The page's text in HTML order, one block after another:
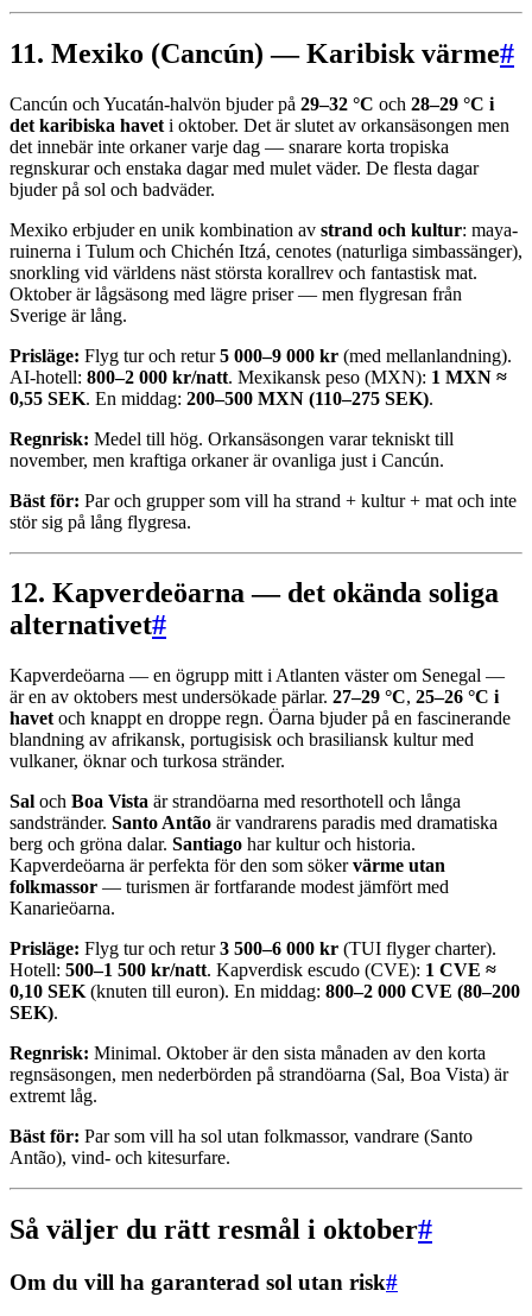
11. Mexiko (Cancún) — Karibisk värme#
Cancún och Yucatán-halvön bjuder på 29–32 °C och 28–29 °C i
det karibiska havet i oktober. Det är slutet av orkansäsongen men
det innebär inte orkaner varje dag — snarare korta tropiska
regnskurar och enstaka dagar med mulet väder. De flesta dagar
bjuder på sol och badväder.
Mexiko erbjuder en unik kombination av strand och kultur: maya-
ruinerna i Tulum och Chichén Itzá, cenotes (naturliga simbassänger),
snorkling vid världens näst största korallrev och fantastisk mat.
Oktober är lågsäsong med lägre priser — men flygresan från
Sverige är lång.
Prisläge: Flyg tur och retur5 000–9 000 kr (med mellanlandning).
AI-hotell: 800–2 000 kr/natt. Mexikansk peso (MXN): 1 MXN ≈
0,55 SEK. En middag: 200–500 MXN (110–275 SEK).
Regnrisk: Medel till hög. Orkansäsongen varar tekniskt till
november, men kraftiga orkaner är ovanliga just i Cancún.
Bäst för: Par och grupper som vill ha strand + kultur + mat och inte
stör sig på lång flygresa.
12. Kapverdeöarna — det okända soliga
alternativet#
Kapverdeöarna — en ögrupp mitt i Atlanten väster om Senegal —
är en av oktobers mest undersökade pärlar. 27–29 °C, 25–26 °C i
havet och knappt en droppe regn. Öarna bjuder på en fascinerande
blandning av afrikansk, portugisisk och brasiliansk kultur med
vulkaner, öknar och turkosa stränder.
Sal och Boa Vista är strandöarna med resorthotell och långa
sandstränder. Santo Antão är vandrarens paradis med dramatiska
berg och gröna dalar. Santiago har kultur och historia.
Kapverdeöarna är perfekta för den som sökervärme utan
folkmassor — turismen är fortfarande modest jämfört med
Kanarieöarna.
Prisläge: Flyg tur och retur3 500–6 000 kr (TUI flyger charter).
Hotell: 500–1 500 kr/natt. Kapverdisk escudo (CVE): 1 CVE ≈
0,10 SEK (knuten till euron). En middag: 800–2 000 CVE (80–200
SEK).
Regnrisk: Minimal. Oktober är den sista månaden av den korta
regnsäsongen, men nederbörden på strandöarna (Sal, Boa Vista) är
extremt låg.
Bäst för: Par som vill ha sol utan folkmassor, vandrare (Santo
Antão), vind- och kitesurfare.
Så väljer du rätt resmål i oktober#
Om du vill ha garanterad sol utan risk#